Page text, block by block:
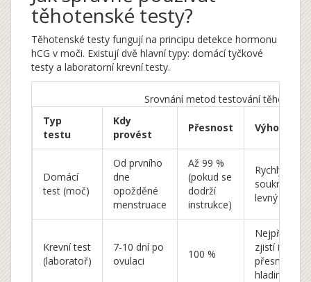
těhotenské testy?
Těhotenské testy fungují na principu detekce hormonu
hCG v moči. Existují dvě hlavní typy: domácí tyčkové
testy a laboratorní krevní testy.
Srovnání metod testování
Typ
testu
Kdy
provést
Přesnost Výhody
Domácí
test (moč)
Od prvního
dne
opožděné
menstruace
Až 99 %
(pokud se
dodrží
instrukce)
Rychlý,
soukromý,
levný
Krevní test
(laboratoř)
7-10 dní po
ovulaci
100 %
zjistí i
přesnou
hladinu hCG